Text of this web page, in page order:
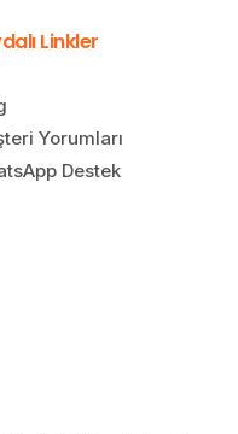
Linkler
Yorumları
Destek